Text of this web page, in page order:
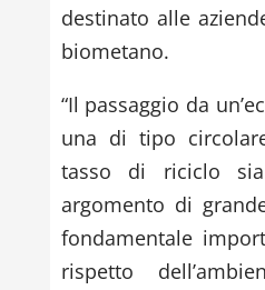
destinato alle
biometano.
“Il passaggio da
una di tipo
tasso di riciclo
argomento di
fondamentale
rispetto